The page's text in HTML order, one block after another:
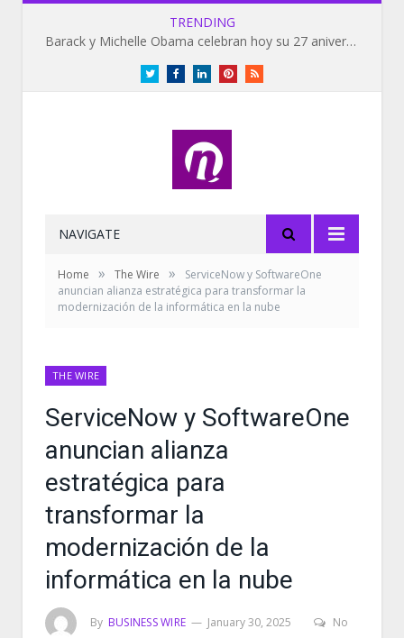
TRENDING
Barack y Michelle Obama celebran hoy su 27 aniversario de bodas
TwitterFacebookLinkedInPinterestRSS
NAVIGATE
Home » The Wire »
ServiceNow y SoftwareOne
anuncian alianza estratégica para transformar la
modernización de la informática en la nube
THE WIRE
ServiceNow y SoftwareOne
anuncian alianza
estratégica para
transformar la
modernización de la
informática en la nube
By BUSINESS WIRE January 30, 2025
No